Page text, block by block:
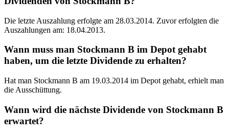
Die letzte Auszahlung erfolgte am 28.03.2014. Zuvor erfolgten die
Auszahlungen am: 18.04.2013.
Wann muss man Stockmann B im Depot gehabt
haben, um die letzte Dividende zu erhalten?
Hat man Stockmann B am 19.03.2014 im Depot gehabt, erhielt man
die Ausschüttung.
Wann wird die nächste Dividende von Stockmann B
erwartet?